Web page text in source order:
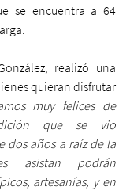
se encuentra a 64
realizó una
quieran disfrutar
muy felices de
que se vio
dos años a raíz de la
asistan podrán
artesanías, y en